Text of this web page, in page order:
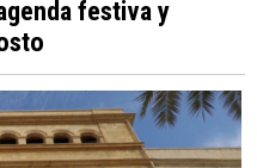
festiva y